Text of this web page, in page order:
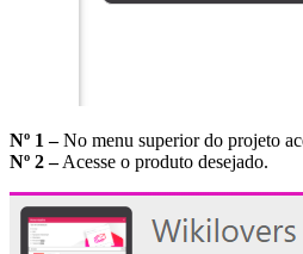
Nº 1 –No menu superior do projeto
Nº 2 –Acesse o produto desejado.